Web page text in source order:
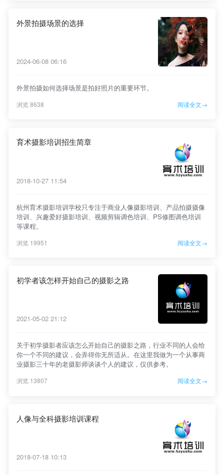
外景拍摄场景的选择
2024-06-08 06:16
外景拍摄如何选择场景是拍好照片的重要环节。
浏览 8638 阅读全文→
育术摄影培训招生简章
2018-10-27 11:54
杭州育术摄影培训学校只专注于商业人像摄影培训、产品拍摄摄像
培训、兴趣爱好摄影培训、视频剪辑调色培训、PS修图调色培训
等课程。
浏览 19951 阅读全文→
初学者该怎样开始自己的摄影之路
2021-05-02 21:12
关于初学摄影者应该怎么开始自己的摄影之路，行业不同的人会给
你一个不同的建议，会弄得你无所适从。在这里我做为一个从事商
业摄影三十年的老摄影师谈谈个人的建议，仅供参考。
浏览 13807 阅读全文→
人像与全科摄影培训课程
2018-07-18 10:13